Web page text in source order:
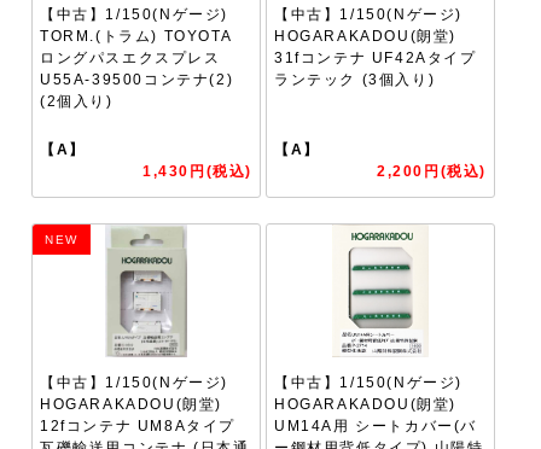
【中古】1/150(Nゲージ)
TORM.(トラム) TOYOTA
ロングパスエクスプレス
U55A-39500コンテナ(2)
(2個入り)
【A】
1,430円(税込)
【中古】1/150(Nゲージ)
HOGARAKADOU(朗堂)
31fコンテナ UF42Aタイプ
ランテック (3個入り)
【A】
2,200円(税込)
NEW
【中古】1/150(Nゲージ)
HOGARAKADOU(朗堂)
12fコンテナ UM8Aタイプ
【中古】1/150(Nゲージ)
HOGARAKADOU(朗堂)
UM14A用 シートカバー(バ